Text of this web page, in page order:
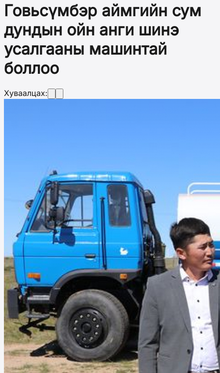
Говьсүмбэр аймгийн сум
дундын ойн анги шинэ
усалгааны машинтай
боллоо
Хуваалцах: